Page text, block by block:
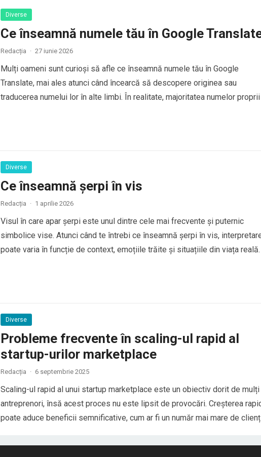
Diverse
Ce înseamnă numele tău în Google
Redacția · 27 iunie 2026
Mulți oameni sunt curioși să afle ce înseamnă numele tău în Google
Translate, mai ales atunci când încearcă să descopere originea sau
traducerea numelui lor în alte limbi. În realitate, majoritatea numelor proprii
Diverse
Ce înseamnă șerpi în vis
Redacția · 1 aprilie 2026
Visul în care apar șerpi este unul dintre cele mai frecvente și puternic
simbolice vise. Atunci când te întrebi ce înseamnă șerpi în vis,
poate varia în funcție de context, emoțiile trăite și situațiile din viața
Diverse
Probleme frecvente în scaling-ul rapid al
startup-urilor marketplace
Redacția · 6 septembrie 2025
Scaling-ul rapid al unui startup marketplace este un obiectiv dorit de mulți
antreprenori, însă acest proces nu este lipsit de provocări. Creșterea
poate aduce beneficii semnificative, cum ar fi un număr mai mare de
afaceri care…